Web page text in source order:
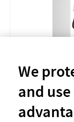
#9 Plakat-
We
and